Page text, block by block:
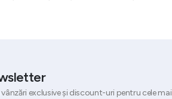
exclusive și discount-uri pentru cele mai